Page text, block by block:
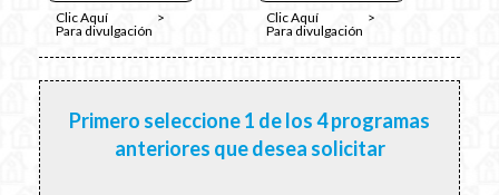
Clic Aquí
Para divulgación
Clic Aquí
Para divulgación
Primero seleccione 1 de los 4 programas
anteriores que desea solicitar